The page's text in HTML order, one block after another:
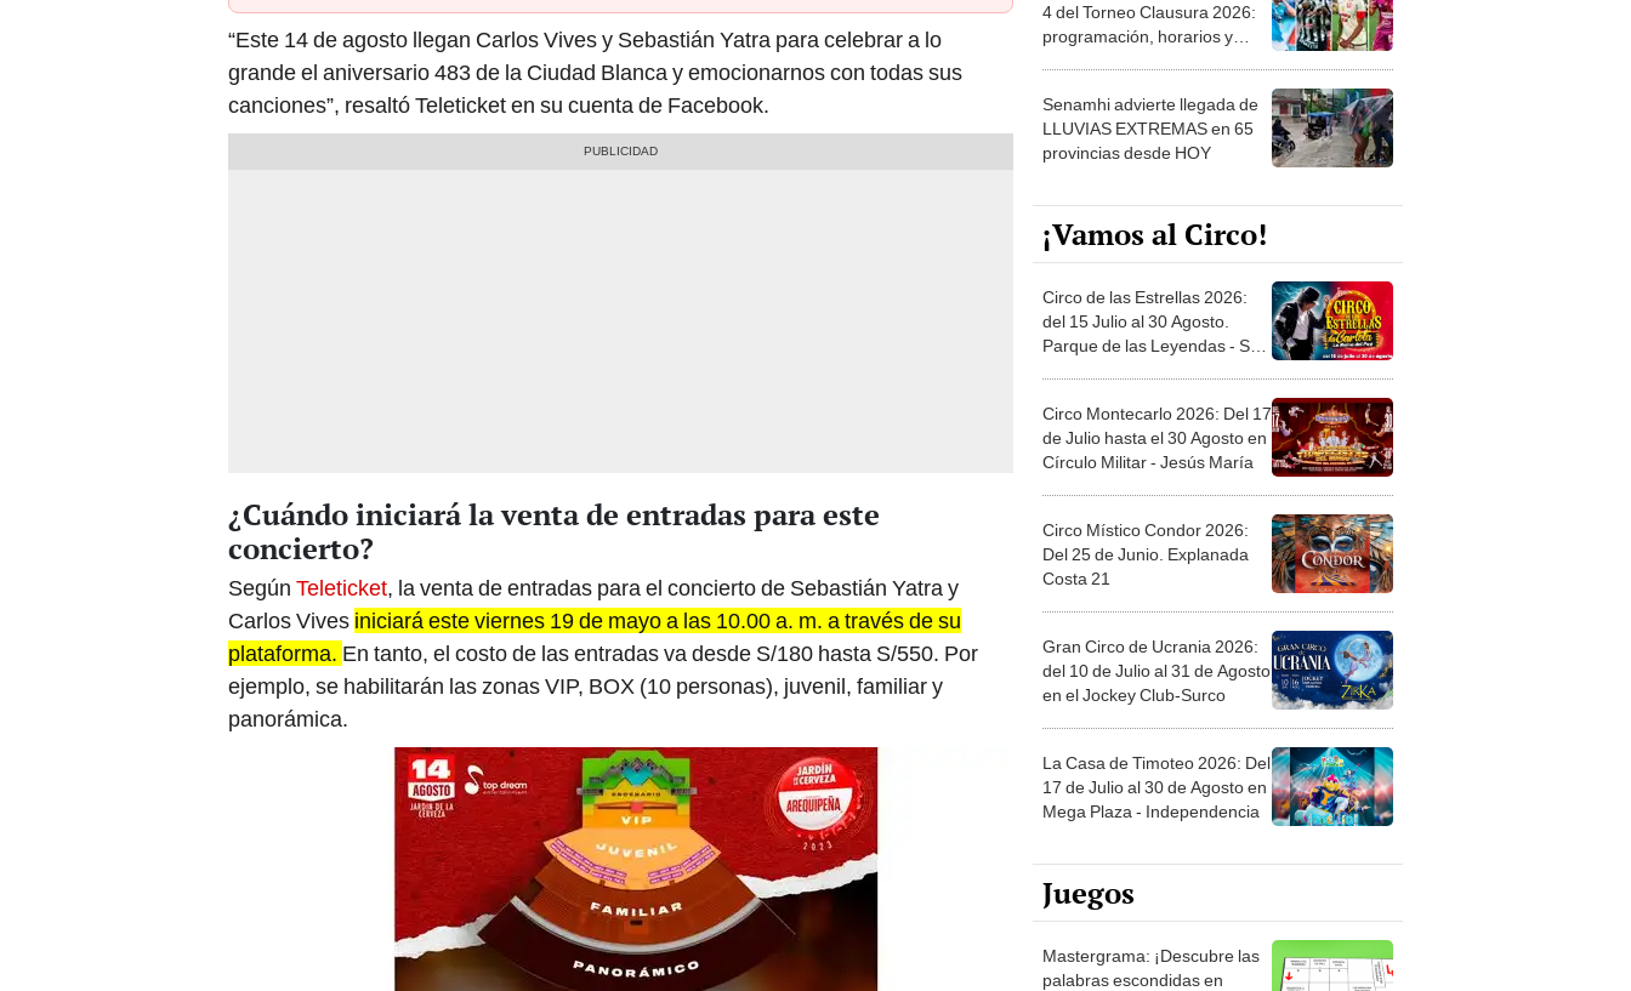
“Este 14 de agosto llegan Carlos Vives y Sebastián Yatra para celebrar a lo
grande el aniversario 483 de la Ciudad Blanca y emocionarnos con todas sus
canciones”, resaltó Teleticket en su cuenta de Facebook.
¿Cuándo iniciará la venta de entradas para este
concierto?
Según Teleticket, la venta de entradas para el concierto de Sebastián Yatra y
Carlos Vives iniciará este viernes 19 de mayo a las 10.00 a. m. a través de su
plataforma. En tanto, el costo de las entradas va desde S/180 hasta S/550. Por
ejemplo, se habilitarán las zonas VIP, BOX (10 personas), juvenil, familiar y
panorámica.
4 del Torneo Clausura 2026:
programación, horarios y
Senamhi advierte llegada de
LLUVIAS EXTREMAS en 65
provincias desde HOY
¡Vamos al Circo!
Circo de las Estrellas 2026:
del 15 Julio al 30 Agosto.
Parque de las Leyendas - San
Circo Montecarlo 2026: Del 17
de Julio hasta el 30 Agosto en
Círculo Militar - Jesús María
Circo Místico Condor 2026:
Del 25 de Junio. Explanada
Costa 21
Gran Circo de Ucrania 2026:
del 10 de Julio al 31 de Agosto
en el Jockey Club-Surco
La Casa de Timoteo 2026: Del
17 de Julio al 30 de Agosto en
Mega Plaza - Independencia
Juegos
Mastergrama: ¡Descubre las
palabras escondidas en